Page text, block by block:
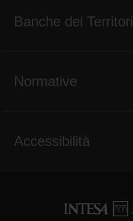
Banche dei Territori
Normative
Accessibilità